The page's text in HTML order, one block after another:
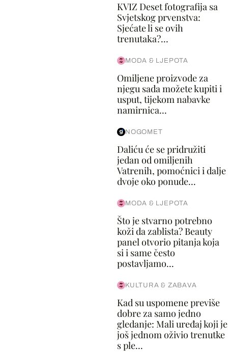
KVIZ Deset fotografija sa
Svjetskog prvenstva:
Sjećate li se ovih
trenutaka?...
MODA & LJEPOTA
Omiljene proizvode za
njegu sada možete kupiti i
usput, tijekom nabavke
namirnica...
NOGOMET
Daliću će se pridružiti
jedan od omiljenih
Vatrenih, pomoćnici i dalje
dvoje oko ponude...
MODA & LJEPOTA
Što je stvarno potrebno
koži da zablista? Beauty
panel otvorio pitanja koja
si i same često
postavljamo...
KULTURA & ZABAVA
Kad su uspomene previše
dobre za samo jedno
gledanje: Mali uređaj koji je
još jednom oživio trenutke
s ple...